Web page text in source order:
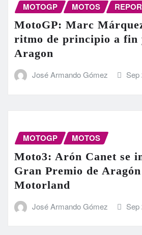
MOTOGP MOTOS
MotoGP: Marc
ritmo de principio a fin
Aragon
José Armando Gómez Sep
MOTOGP MOTOS
Moto3: Arón Canet se
Gran Premio de Aragón
Motorland
José Armando Gómez Sep